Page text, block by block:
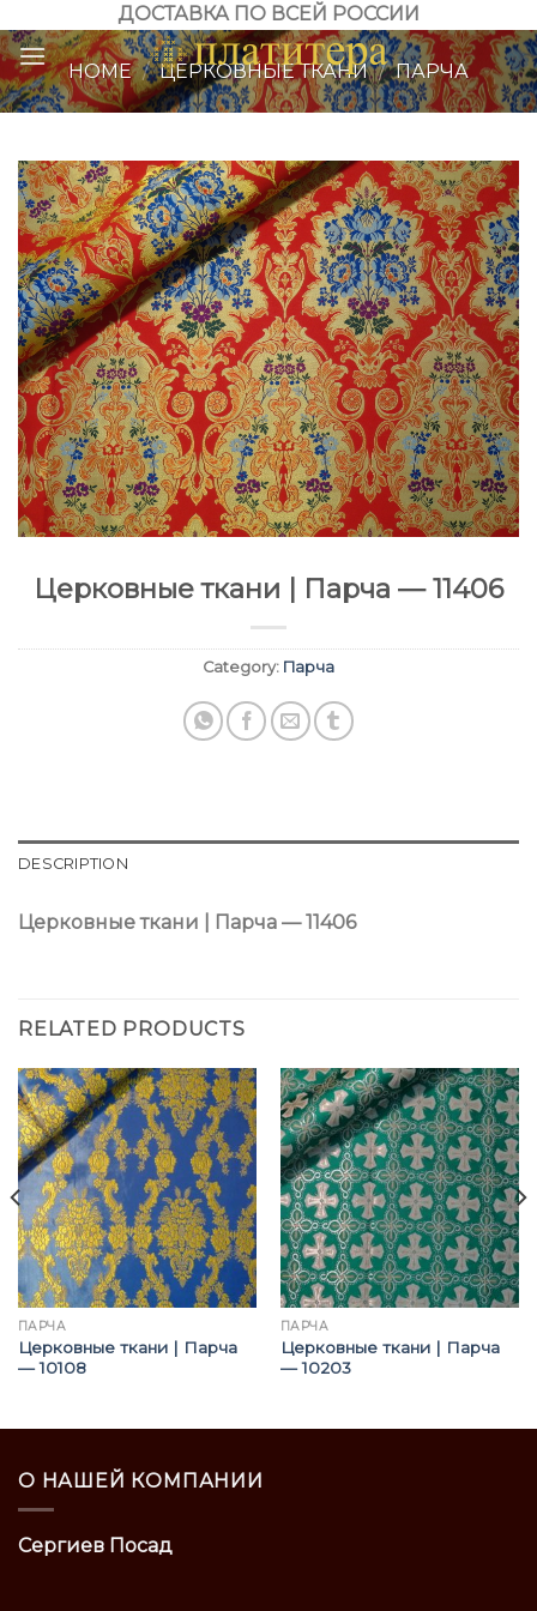
to
content
ДОСТАВКА ПО ВСЕЙ РОССИИ
HOME / ЦЕРКОВНЫЕ ТКАНИ / ПАРЧА
Церковные ткани | Парча — 11406
Category: Парча
DESCRIPTION
Церковные ткани | Парча — 11406
RELATED PRODUCTS
ПАРЧА
Церковные ткани | Парча
— 10108
ПАРЧА
Церковные ткани | Парча
— 10203
О НАШЕЙ КОМПАНИИ
Сергиев Посад